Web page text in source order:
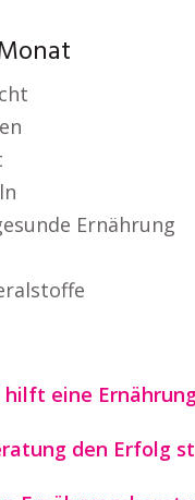
Ernährung
hilft eine
den Erfolg